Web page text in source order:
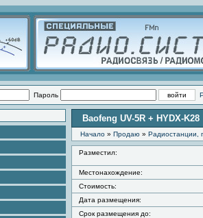
Пароль
Bаofeng UV-5R + HYDX-K28
Начало » Продаю » Радиостанции,
Разместил:
Местонахождение:
Стоимость:
Дата размещения:
Срок размещения до: